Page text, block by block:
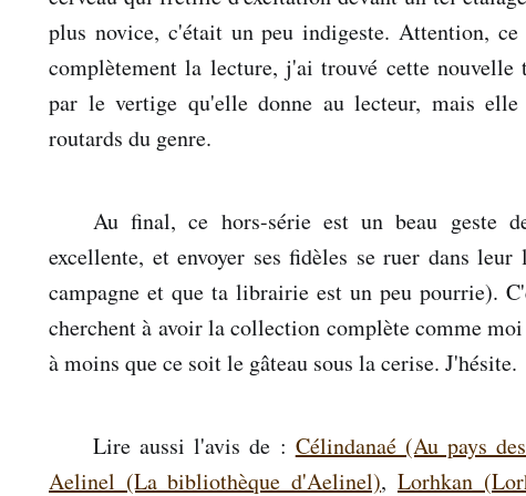
plus novice, c'était un peu indigeste. Attention,
complètement la lecture, j'ai trouvé cette nouvelle
par le vertige qu'elle donne au lecteur, mais
routards du genre.
Au final, ce hors-série est un beau geste
excellente, et envoyer ses fidèles se ruer dans
campagne et que ta librairie est un peu pourrie).
cherchent à avoir la collection complète comme
à moins que ce soit le gâteau sous la cerise. J'hésite.
Lire aussi l'avis de : Célindanaé (Au pays
Aelinel (La bibliothèque d'Aelinel), Lorhkan